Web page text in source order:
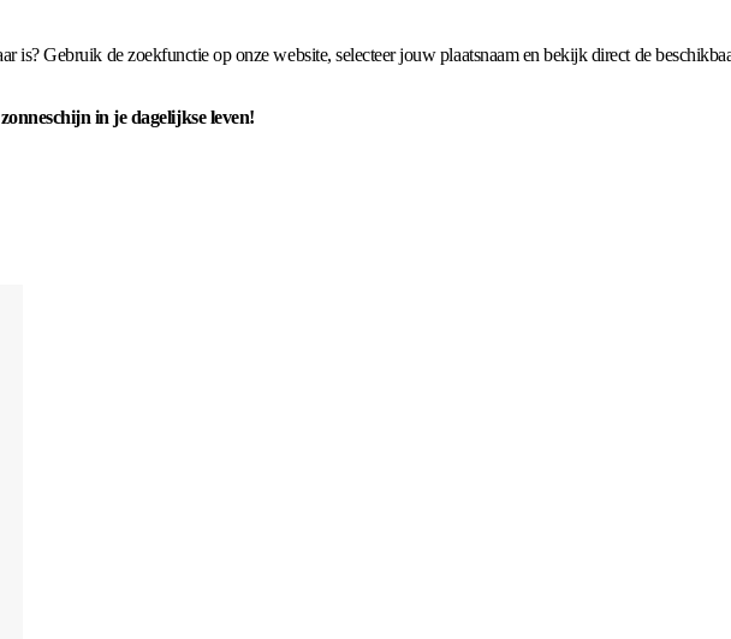
Gebruik de zoekfunctie op onze website, selecteer jouw plaatsnaam en bekijk direct de
in je dagelijkse leven!